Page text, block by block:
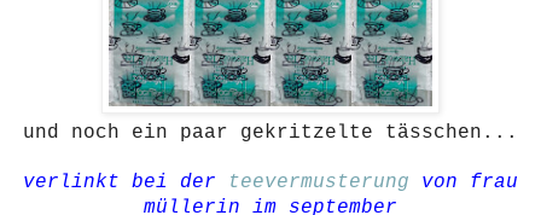
und noch ein paar gekritzelte tässchen...
verlinkt bei der teevermusterung von frau
müllerin im september